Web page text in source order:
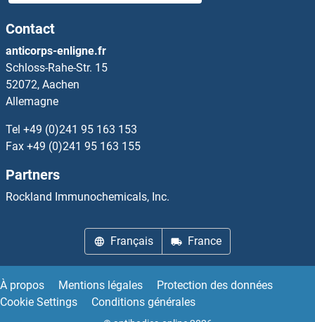
AKT1 Kits ELISA
ALAD Kits ELISA
Alanine Glyoxylate Aminotransferase Kits ELISA
Alanyl (Membrane) Aminopeptidase Kits ELISA
ALAS2 Kits ELISA
Albumin Kits ELISA
Alcohol Dehydrogenase Kits ELISA
Contact
anticorps-enligne.fr
Schloss-Rahe-Str. 15
52072, Aachen
Allemagne
Tel +49 (0)241 95 163 153
Fax +49 (0)241 95 163 155
Partners
Rockland Immunochemicals, Inc.
Français France
À propos Mentions légales
Protection des données
Cookie Settings
Conditions générales